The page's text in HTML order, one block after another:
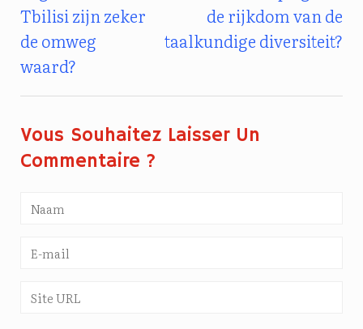
Tbilisi zijn zeker
de omweg
waard?
de rijkdom van de
taalkundige diversiteit?
Vous Souhaitez Laisser Un
Commentaire ?